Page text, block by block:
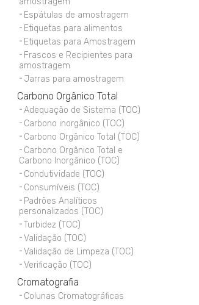
Espátulas de amostragem
Etiquetas para alimentos
Etiquetas para Amostragem
Frascos e Recipientes para
amostragem
Jarras para amostragem
Carbono Orgânico Total
Adequação de Sistema (TOC)
Carbono inorgânico (TOC)
Carbono Orgânico Total (TOC)
Carbono Orgânico Total e
Carbono Inorgânico (TOC)
Condutividade (TOC)
Consumíveis (TOC)
Padrões Analíticos
personalizados (TOC)
Turbidez (TOC)
Validação (TOC)
Validação de Limpeza (TOC)
Verificação (TOC)
Cromatografia
Colunas Cromatográficas